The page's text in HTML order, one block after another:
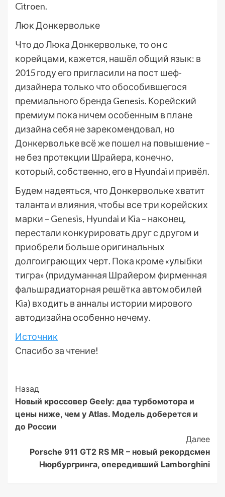
Citroen.
Люк Донкервольке
Что до Люка Донкервольке, то он с
корейцами, кажется, нашёл общий язык: в
2015 году его пригласили на пост шеф-
дизайнера только что обособившегося
премиального бренда Genesis. Корейский
премиум пока ничем особенным в плане
дизайна себя не зарекомендовал, но
Донкервольке всё же пошел на повышение –
не без протекции Шрайера, конечно,
который, собственно, его в Hyundai и привёл.
Будем надеяться, что Донкервольке хватит
таланта и влияния, чтобы все три корейских
марки – Genesis, Hyundai и Kia – наконец,
перестали конкурировать друг с другом и
приобрели больше оригинальных
долгоиграющих черт. Пока кроме «улыбки
тигра» (придуманная Шрайером фирменная
фальшрадиаторная решётка автомобилей
Kia) входить в анналы истории мирового
автодизайна особенно нечему.
Источник
Спасибо за чтение!
Post
Navigation
Назад
Новый кроссовер Geely: два турбомотора и
цены ниже, чем у Atlas. Модель доберется и
до России
Далее
Porsche 911 GT2 RS MR – новый рекордсмен
Нюрбургринга, опередивший Lamborghini